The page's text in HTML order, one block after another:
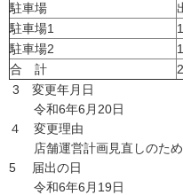
駐車場
駐車場1
駐車場2
合 計
3 変更年月日
令和6年6月20日
４ 変更理由
店舗運営計画見直しのため
5 届出の日
令和6年6月19日